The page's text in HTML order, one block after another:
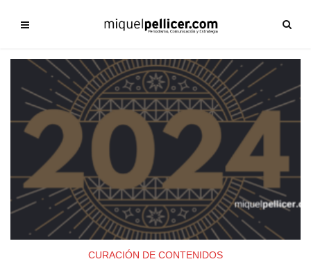
CURACIÓN DE CONTENIDOS